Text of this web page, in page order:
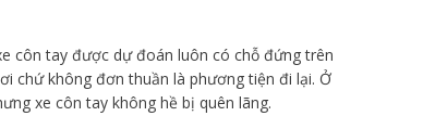
côn tay được dự đoán luôn có chỗ đứng trên
chứ không đơn thuần là phương tiện đi lại. Ở
xe côn tay không hề bị quên lãng.